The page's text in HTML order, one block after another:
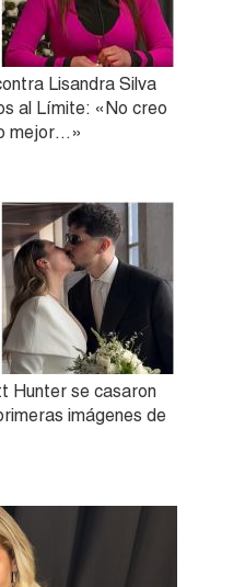
Lisandra Silva
al Límite: «No creo
mejor…»
Hunter se casaron
imágenes de